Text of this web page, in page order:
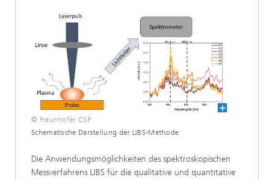
© Fraunhofer CSP
Schematische Darstellung der LIBS-Methode
Die Anwendungsmöglichkeiten des spektroskopischen
Messverfahrens LIBS für die qualitative und quantitative